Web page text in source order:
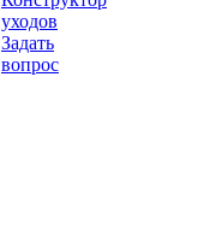
уходов
Задать
вопрос